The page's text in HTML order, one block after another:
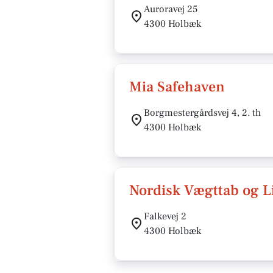
Auroravej 25
4300 Holbæk
Mia Safehaven
Borgmestergårdsvej 4, 2. th
4300 Holbæk
Nordisk Vægttab og
Falkevej 2
4300 Holbæk